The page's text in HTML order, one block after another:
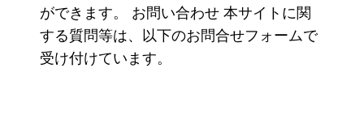
ができます。 お問い合わせ 本サイトに関
する質問等は、以下のお問合せフォームで
受け付けています。